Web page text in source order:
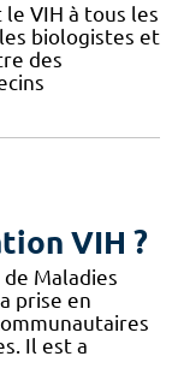
VIH à tous les
biologistes et
des
VIH ?
de Maladies
prise en
Il est a